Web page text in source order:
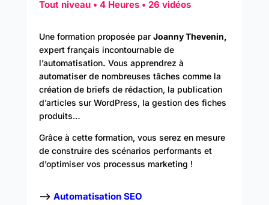
Tout niveau • 4 Heures • 26 vidéos
Une formation proposée par Joanny Thevenin,
expert français incontournable de
l’automatisation. Vous apprendrez à
automatiser de nombreuses tâches comme la
création de briefs de rédaction, la publication
d’articles sur WordPress, la gestion des fiches
produits…
Grâce à cette formation, vous serez en mesure
de construire des scénarios performants et
d’optimiser vos processus marketing !
–> Automatisation SEO